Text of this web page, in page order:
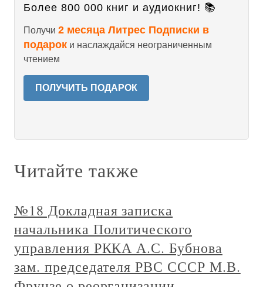
Более 800 000 книг и аудиокниг! 📚
Получи 2 месяца Литрес Подписки в
подарок и наслаждайся неограниченным
чтением
ПОЛУЧИТЬ ПОДАРОК
Читайте также
№18 Докладная записка
начальника Политического
управления РККА А.С. Бубнова
зам. председателя РВС СССР М.В.